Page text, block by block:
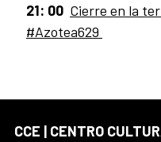
21: 00 Cierre en la
#Azotea629
CCE | CENTRO